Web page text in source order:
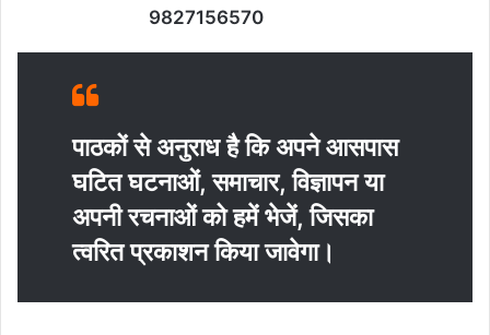
9827156570
पाठकों से अनुराध है कि अपने आसपास
घटित घटनाओं, समाचार, विज्ञापन या
अपनी रचनाओं को हमें भेजें, जिसका
त्‍वरित प्रकाशन किया जावेगा।